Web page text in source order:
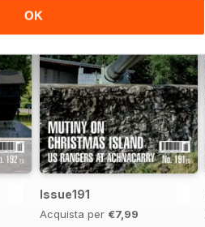
OK
Issue191
Acquista per €7,99